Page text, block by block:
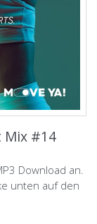
Mix #14
Download an.
unten auf den